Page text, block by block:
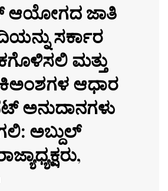
ಆಯೋಗದ ಜಾತಿ
ಸರ್ಕಾರ
ಮತ್ತು
ಆಧಾರ
ಅನುದಾನಗಳು
ಅಬ್ದುಲ್